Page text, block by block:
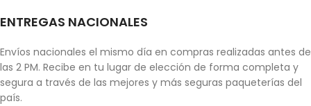
ENTREGAS NACIONALES
Envíos nacionales el mismo día en compras realizadas antes de
las 2 PM. Recibe en tu lugar de elección de forma completa y
segura a través de las mejores y más seguras paqueterías del
país.